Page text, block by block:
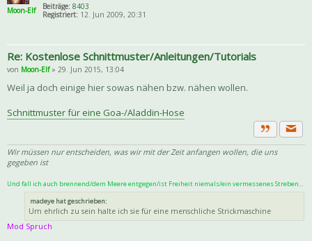
Moon-Elf Beiträge: 8403
Registriert: 12. Jun 2009, 20:31
Re: Kostenlose Schnittmuster/Anleitungen/Tutorials
von Moon-Elf» 29. Jun 2015, 13:04
Weil ja doch einige hier sowas nähen bzw. nähen wollen.
Schnittmuster für eine Goa-/Aladdin-Hose
Zitat
Wir müssen nur entscheiden, was wir mit der Zeit anfangen wollen, die uns
gegeben ist
Und fall ich auch brennend/dem Meere entgegen/ist Freiheit niemals/ein vermessenes Streben...
madeye hat geschrieben:
Um ehrlich zu sein halte ich sie für eine menschliche Strickmaschine
Mod Spruch